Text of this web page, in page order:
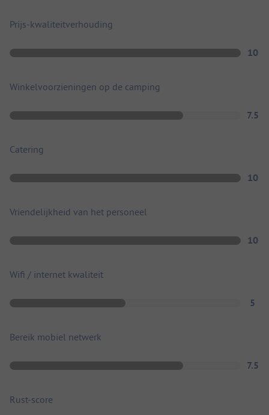
Prijs-kwaliteitverhouding
10
Winkelvoorzieningen op de camping
7.5
Catering
10
Vriendelijkheid van het personeel
10
Wifi / internet kwaliteit
5
Bereik mobiel netwerk
7.5
Rust-score